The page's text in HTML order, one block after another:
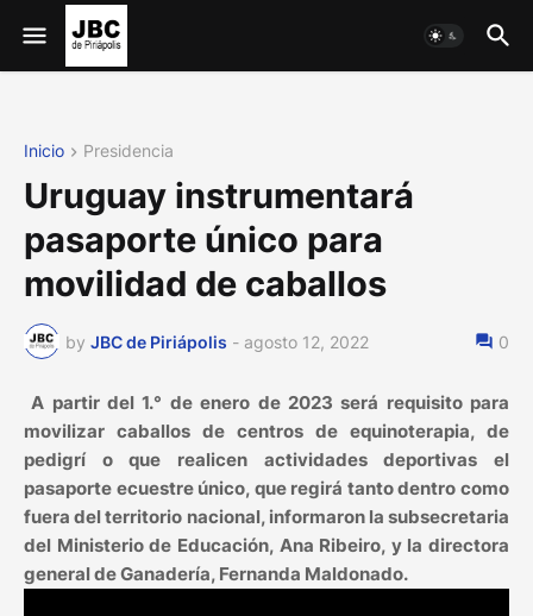
Inicio Presidencia
Uruguay instrumentará
pasaporte único para
movilidad de caballos
by JBC de Piriápolis - agosto 12, 2022 0
A partir del 1.° de enero de 2023 será requisito para
movilizar caballos de centros de equinoterapia, de
pedigrí o que realicen actividades deportivas el
pasaporte ecuestre único, que regirá tanto dentro como
fuera del territorio nacional, informaron la subsecretaria
del Ministerio de Educación, Ana Ribeiro, y la directora
general de Ganadería, Fernanda Maldonado.